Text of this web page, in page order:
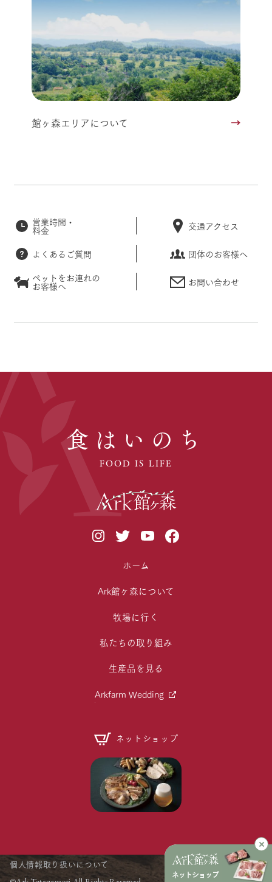
ネットショップ
館ヶ森エリアについて
営業時間・
料金 交通アクセス
よくあるご質問
団体のお客様へ
ペットをお連れの
お客様へ お問い合わせ
食はいのち
FOOD IS LIFE
ホーム
Ark館ヶ森について
牧場に行く
私たちの取り組み
生産品を見る
Arkfarm Wedding
ネットショップ
個人情報取り扱いについて